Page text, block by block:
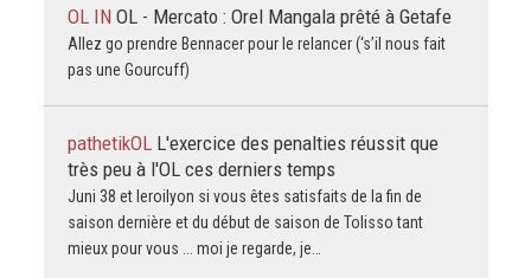
OL IN OL - Mercato : Orel Mangala prêté à Getafe
Allez go prendre Bennacer pour le relancer (‘s’il nous fait
pas une Gourcuff)
pathetikOL L'exercice des penalties réussit que
très peu à l'OL ces derniers temps
Juni 38 et leroilyon si vous êtes satisfaits de la fin de
saison dernière et du début de saison de Tolisso tant
mieux pour vous ... moi je regarde, je…